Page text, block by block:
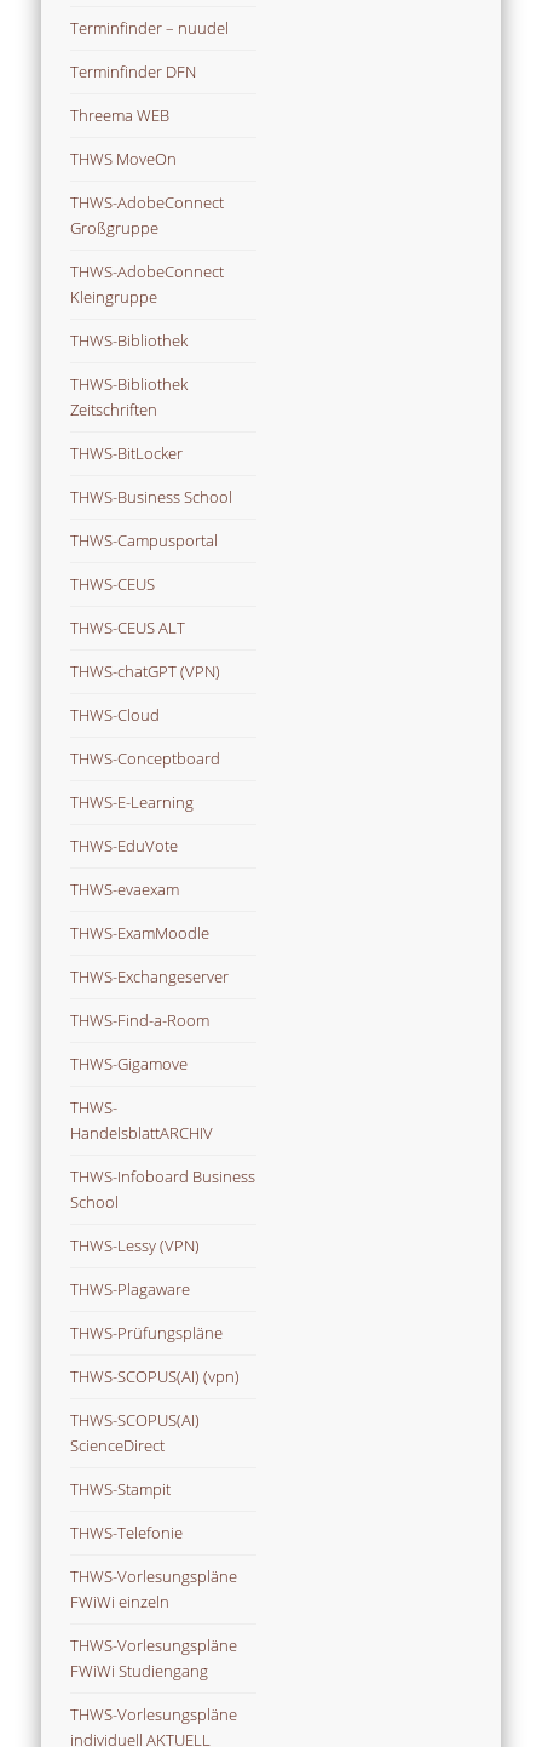
Terminfinder – nuudel
Terminfinder DFN
Threema WEB
THWS MoveOn
THWS-AdobeConnect
Großgruppe
THWS-AdobeConnect
Kleingruppe
THWS-Bibliothek
THWS-Bibliothek
Zeitschriften
THWS-BitLocker
THWS-Business School
THWS-Campusportal
THWS-CEUS
THWS-CEUS ALT
THWS-chatGPT (VPN)
THWS-Cloud
THWS-Conceptboard
THWS-E-Learning
THWS-EduVote
THWS-evaexam
THWS-ExamMoodle
THWS-Exchangeserver
THWS-Find-a-Room
THWS-Gigamove
THWS-
HandelsblattARCHIV
THWS-Infoboard Business
School
THWS-Lessy (VPN)
THWS-Plagaware
THWS-Prüfungspläne
THWS-SCOPUS(AI) (vpn)
THWS-SCOPUS(AI)
ScienceDirect
THWS-Stampit
THWS-Telefonie
THWS-Vorlesungspläne
FWiWi einzeln
THWS-Vorlesungspläne
FWiWi Studiengang
THWS-Vorlesungspläne
individuell AKTUELL